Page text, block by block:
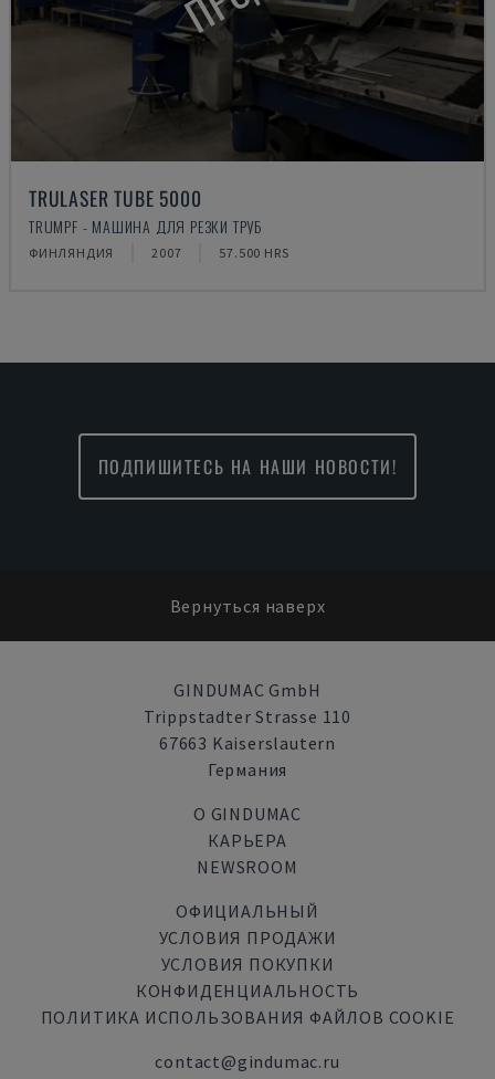
TRULASER TUBE 5000
TRUMPF - МАШИНА ДЛЯ РЕЗКИ ТРУБ
ФИНЛЯНДИЯ 2007 57.500 HRS
ПОДПИШИТЕСЬ НА НАШИ НОВОСТИ!
Вернуться наверх
GINDUMAC GmbH
Trippstadter Strasse 110
67663 Kaiserslautern
Германия
О GINDUMAC
КАРЬЕРА
NEWSROOM
ОФИЦИАЛЬНЫЙ
УСЛОВИЯ ПРОДАЖИ
УСЛОВИЯ ПОКУПКИ
КОНФИДЕНЦИАЛЬНОСТЬ
ПОЛИТИКА ИСПОЛЬЗОВАНИЯ ФАЙЛОВ COOKIE
contact@gindumac.ru